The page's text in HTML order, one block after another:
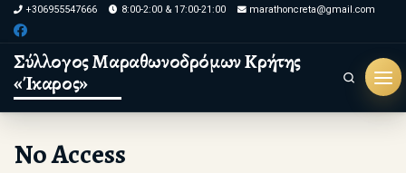
Skip to content
+306955547666 8:00-2:00 & 17:00-21:00 marathoncreta@gmail.com
Σύλλογος Μαραθωνοδρόμων Κρήτης
«Ίκαρος»
Search
No Access